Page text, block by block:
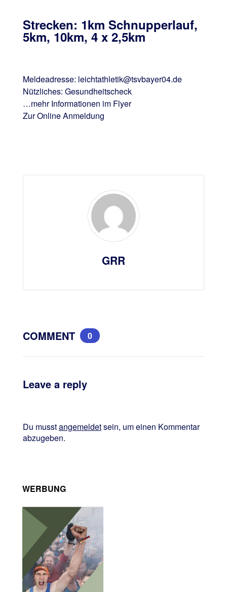
Strecken: 1km Schnupperlauf,
5km, 10km, 4 x 2,5km
Meldeadresse: leichtathletik@tsvbayer04.de
Nützliches: Gesundheitscheck
…mehr Informationen im Flyer
Zur Online Anmeldung
GRR
COMMENT 0
Leave a reply
Du musstangemeldetsein, um einen Kommentar
abzugeben.
WERBUNG